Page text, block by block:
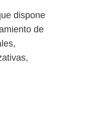
dispone
de